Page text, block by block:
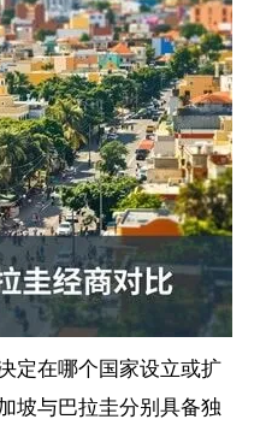
定在哪个国家设立或扩
坡与巴拉圭分别具备独